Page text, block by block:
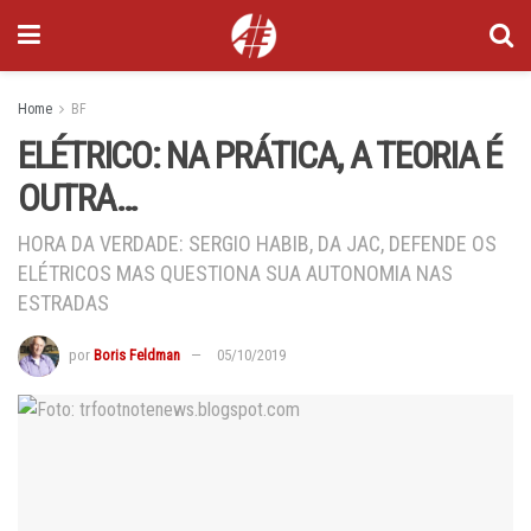
Home BF
ELÉTRICO: NA PRÁTICA, A TEORIA É
OUTRA…
HORA DA VERDADE: SERGIO HABIB, DA JAC, DEFENDE OS
ELÉTRICOS MAS QUESTIONA SUA AUTONOMIA NAS
ESTRADAS
por Boris Feldman 05/10/2019